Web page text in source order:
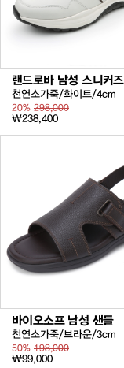
랜드로바 남성 스니커즈
천연소가죽/화이트/4cm
20% 298,000
₩238,400
바이오소프 남성 샌들
천연소가죽/브라운/3cm
50% 198,000
₩99,000